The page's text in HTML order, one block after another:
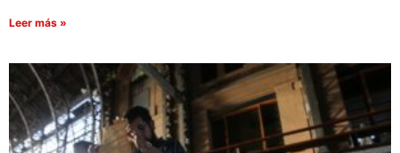
Leer más »